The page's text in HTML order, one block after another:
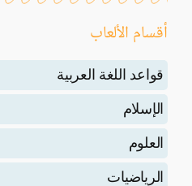
أقسام الألعاب
قواعد اللغة العربية
الإسلام
العلوم
الرياضيات